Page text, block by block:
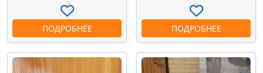
ПОДРОБНЕЕ ПОДРОБНЕЕ